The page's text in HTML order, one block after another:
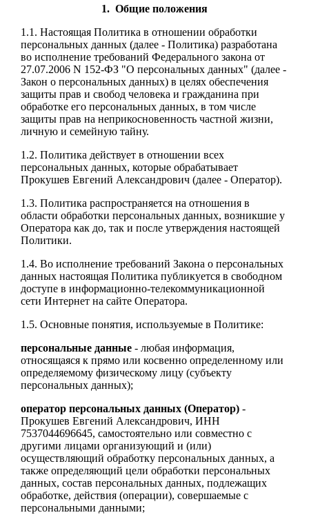
1. Общие положения
1.1. Настоящая Политика в отношении обработки
персональных данных (далее - Политика) разработана
во исполнение требований Федерального закона от
27.07.2006 N 152-ФЗ "О персональных данных" (далее -
Закон о персональных данных) в целях обеспечения
защиты прав и свобод человека и гражданина при
обработке его персональных данных, в том числе
защиты прав на неприкосновенность частной жизни,
личную и семейную тайну.
1.2. Политика действует в отношении всех
персональных данных, которые обрабатывает
Прокушев Евгений Александрович (далее - Оператор).
1.3. Политика распространяется на отношения в
области обработки персональных данных, возникшие у
Оператора как до, так и после утверждения настоящей
Политики.
1.4. Во исполнение требований Закона о персональных
данных настоящая Политика публикуется в свободном
доступе в информационно-телекоммуникационной
сети Интернет на сайте Оператора.
1.5. Основные понятия, используемые в Политике:
персональные данные - любая информация,
относящаяся к прямо или косвенно определенному или
определяемому физическому лицу (субъекту
персональных данных);
оператор персональных данных (Оператор) -
Прокушев Евгений Александрович, ИНН
7537044696645, самостоятельно или совместно с
другими лицами организующий и (или)
осуществляющий обработку персональных данных, а
также определяющий цели обработки персональных
данных, состав персональных данных, подлежащих
обработке, действия (операции), совершаемые с
персональными данными;